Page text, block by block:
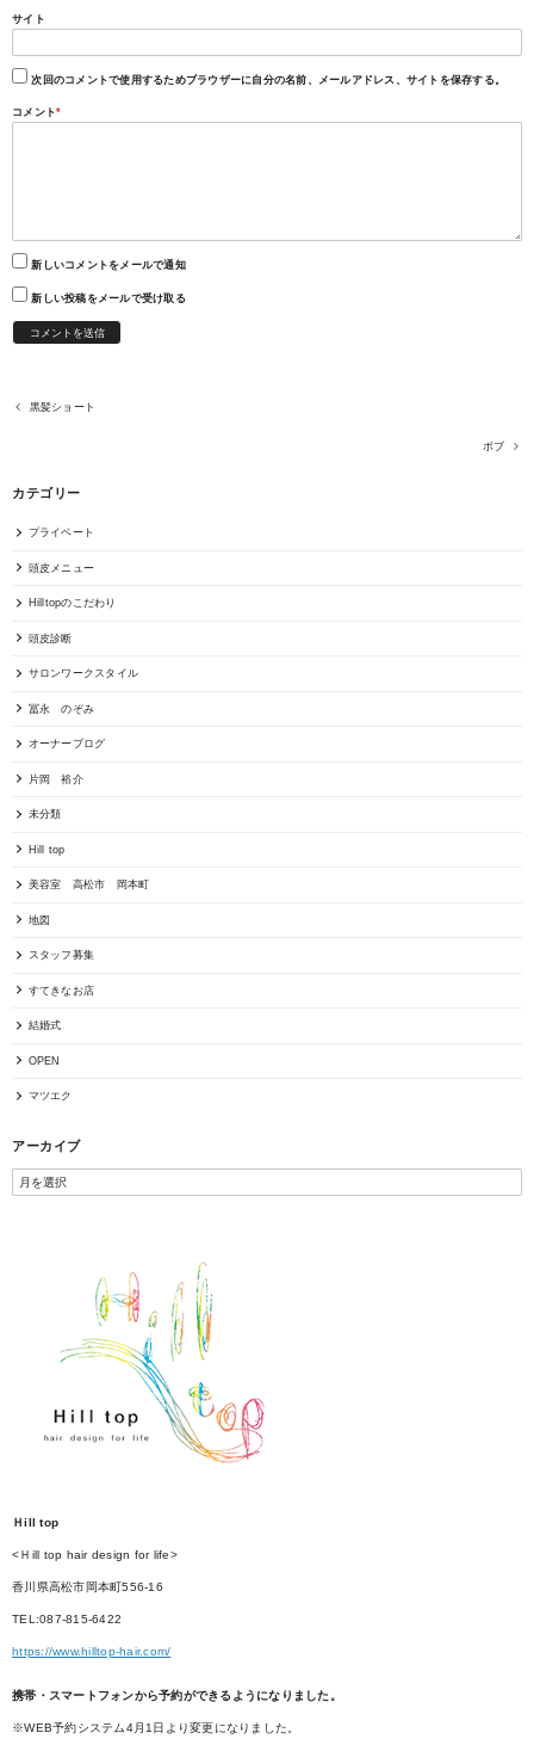
サイト
次回のコメントで使用するためブラウザーに自分の名前、メールアドレス、サイトを保存する。
コメント*
新しいコメントをメールで通知
新しい投稿をメールで受け取る
黒髪ショート
ボブ
カテゴリー
プライベート
頭皮メニュー
Hilltopのこだわり
頭皮診断
サロンワークスタイル
冨永 のぞみ
オーナーブログ
片岡 裕介
未分類
Hill top
美容室 高松市 岡本町
地図
スタッフ募集
すてきなお店
結婚式
OPEN
マツエク
アーカイブ
Ｈill top
<Ｈill top hair design for life>
香川県高松市岡本町556-16
TEL:087-815-6422
https://www.hilltop-hair.com/
携帯・スマートフォンから予約ができるようになりました。
※WEB予約システム4月1日より変更になりました。